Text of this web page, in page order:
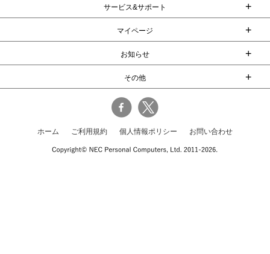
サービス&サポート +
マイページ +
お知らせ +
その他 +
ホーム ご利用規約 個人情報ポリシー お問い合わせ